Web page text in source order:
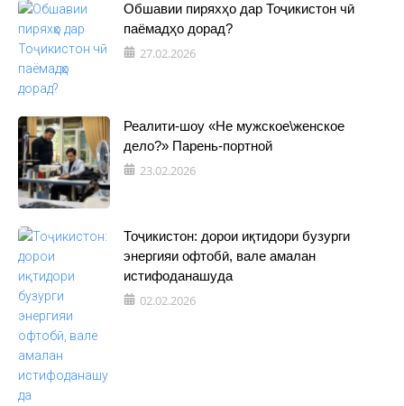
Обшавии пиряхҳо дар Тоҷикистон чӣ
паёмадҳо дорад?
27.02.2026
Реалити-шоу «Не мужское\женское
дело?» Парень-портной
23.02.2026
Тоҷикистон: дорои иқтидори бузурги
энергияи офтобӣ, вале амалан
истифоданашуда
02.02.2026